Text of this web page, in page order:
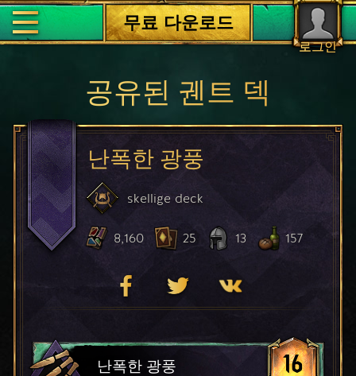
로그인
무료 다운로드
공유된 궨트 덱
난폭한 광풍
skellige deck
8,160 25 13 157
난폭한 광풍 16